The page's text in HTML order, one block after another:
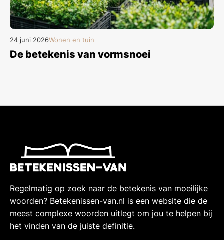
24 juni 2026Wonen en tuin
De betekenis van vormsnoei
Regelmatig op zoek naar de betekenis van moeilijke
woorden? Betekenissen-van.nl is een website die de
meest complexe woorden uitlegt om jou te helpen bij
het vinden van de juiste definitie.